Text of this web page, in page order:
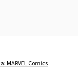
MARVEL Comics